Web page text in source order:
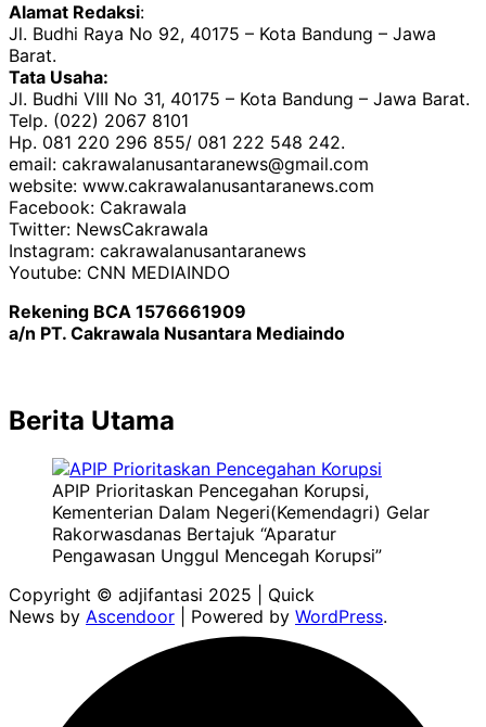
Alamat Redaksi:
Jl. Budhi Raya No 92, 40175 – Kota Bandung – Jawa
Barat.
Tata Usaha:
Jl. Budhi VIII No 31, 40175 – Kota Bandung – Jawa Barat.
Telp. (022) 2067 8101
Hp. 081 220 296 855/ 081 222 548 242.
email: cakrawalanusantaranews@gmail.com
website: www.cakrawalanusantaranews.com
Facebook: Cakrawala
Twitter: NewsCakrawala
Instagram: cakrawalanusantaranews
Youtube: CNN MEDIAINDO
Rekening BCA 1576661909
a/n PT. Cakrawala Nusantara Mediaindo
Berita Utama
APIP Prioritaskan Pencegahan Korupsi,
Kementerian Dalam Negeri(Kemendagri) Gelar
Rakorwasdanas Bertajuk “Aparatur
Pengawasan Unggul Mencegah Korupsi”
Copyright © adjifantasi 2025 | Quick
News by Ascendoor | Powered by WordPress.